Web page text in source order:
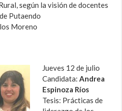
según la visión de docentes
Putaendo
Moreno
Jueves 12 de julio
Candidata:Andrea
Espinoza Ríos
Tesis: Prácticas de